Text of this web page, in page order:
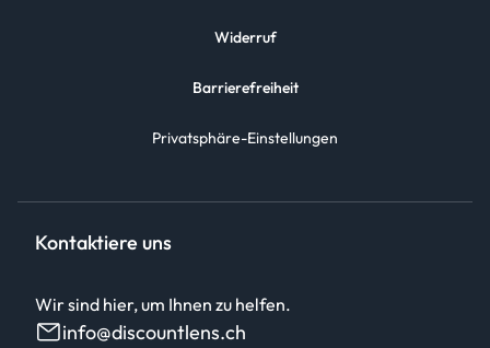
Widerruf
Barrierefreiheit
Privatsphäre-Einstellungen
Kontaktiere uns
Wir sind hier, um Ihnen zu helfen.
info@discountlens.ch